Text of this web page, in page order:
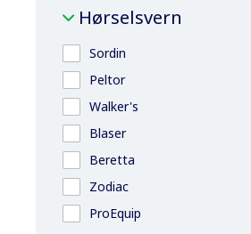
Hørselsvern
Sordin
Peltor
Walker's
Blaser
Beretta
Zodiac
ProEquip